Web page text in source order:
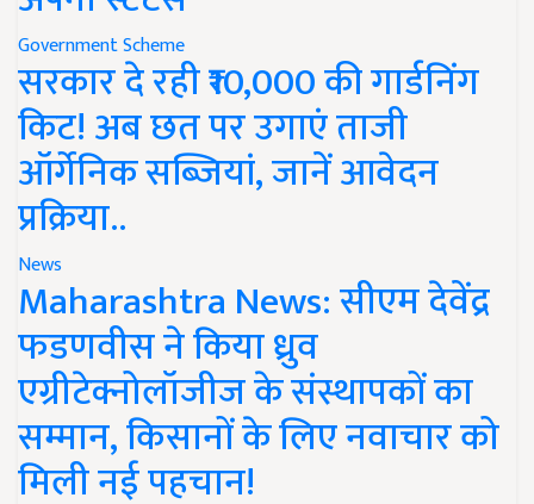
Government Scheme
सरकार दे रही ₹10,000 की गार्डनिंग
किट! अब छत पर उगाएं ताजी
ऑर्गेनिक सब्जियां, जानें आवेदन
प्रक्रिया..
News
Maharashtra News: सीएम देवेंद्र
फडणवीस ने किया ध्रुव
एग्रीटेक्नोलॉजीज के संस्थापकों का
सम्मान, किसानों के लिए नवाचार को
मिली नई पहचान!